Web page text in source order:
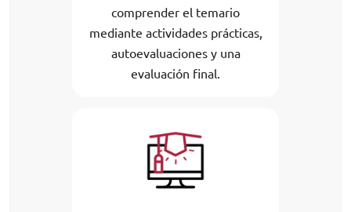
comprender el temario
mediante actividades prácticas,
autoevaluaciones y una
evaluación final.